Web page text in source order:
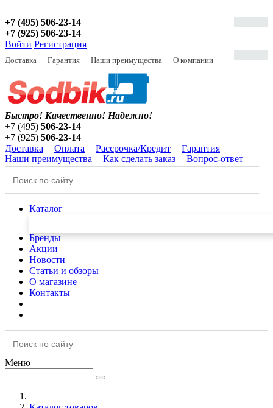
+7 (495) 506-23-14
+7 (925) 506-23-14
Войти Регистрация
Доставка Гарантия Наши преимущества О компании
Быстро! Качественно! Надежно!
+7 (495) 506-23-14
+7 (925) 506-23-14
Доставка
Оплата Рассрочка/Кредит
Гарантия
Наши преимущества
Как сделать заказ Вопрос-ответ
Каталог
Бренды
Акции
Новости
Статьи и обзоры
О магазине
Контакты
Меню